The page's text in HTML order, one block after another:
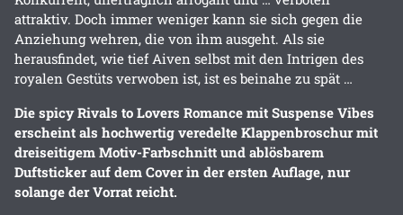
attraktiv. Doch immer weniger kann sie sich gegen die
Anziehung wehren, die von ihm ausgeht. Als sie
herausfindet, wie tief Aiven selbst mit den Intrigen des
royalen Gestüts verwoben ist, ist es beinahe zu spät …
Die spicy Rivals to Lovers Romance mit Suspense Vibes
erscheint als hochwertig veredelte Klappenbroschur mit
dreiseitigem Motiv-Farbschnitt und ablösbarem
Duftsticker auf dem Cover in der ersten Auflage, nur
solange der Vorrat reicht.